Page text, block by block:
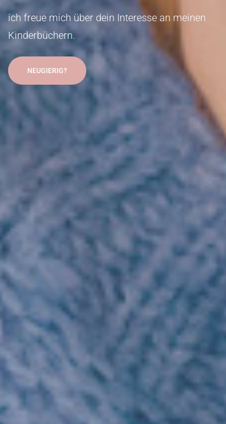
ich freue mich über dein Interesse an meinen
Kinderbüchern.
NEUGIERIG?